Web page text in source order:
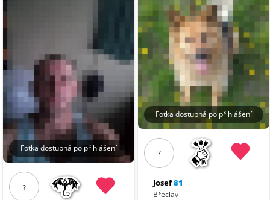
Fotka dostupná po přihlášení
?
Fotka dostupná po přihlášení
?
Josef81
Břeclav